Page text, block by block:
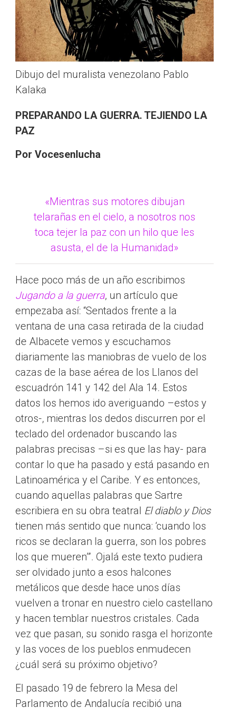
Dibujo del muralista venezolano Pablo
Kalaka
PREPARANDO LA GUERRA. TEJIENDO LA
PAZ
Por Vocesenlucha
«Mientras sus motores dibujan
telarañas en el cielo, a nosotros nos
toca tejer la paz con un hilo que les
asusta, el de la Humanidad»
Hace poco más de un año escribimos
Jugando a la guerra, un artículo que
empezaba así: “Sentados frente a la
ventana de una casa retirada de la ciudad
de Albacete vemos y escuchamos
diariamente las maniobras de vuelo de los
cazas de la base aérea de los Llanos del
escuadrón 141 y 142 del Ala 14. Estos
datos los hemos ido averiguando –estos y
otros-, mientras los dedos discurren por el
teclado del ordenador buscando las
palabras precisas –si es que las hay- para
contar lo que ha pasado y está pasando en
Latinoamérica y el Caribe. Y es entonces,
cuando aquellas palabras que Sartre
escribiera en su obra teatral El diablo y Dios
tienen más sentido que nunca: ‘cuando los
ricos se declaran la guerra, son los pobres
los que mueren’”. Ojalá este texto pudiera
ser olvidado junto a esos halcones
metálicos que desde hace unos días
vuelven a tronar en nuestro cielo castellano
y hacen temblar nuestros cristales. Cada
vez que pasan, su sonido rasga el horizonte
y las voces de los pueblos enmudecen
¿cuál será su próximo objetivo?
El pasado 19 de febrero la Mesa del
Parlamento de Andalucía recibió una